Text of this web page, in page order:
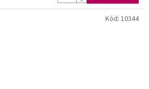
Kód: 10344